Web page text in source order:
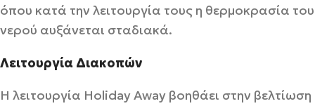
όπου κατά την λειτουργία τους η θερμοκρασία του
νερού αυξάνεται σταδιακά.
Λειτουργία Διακοπών
Η λειτουργία Holiday Away βοηθάει στην βελτίωση